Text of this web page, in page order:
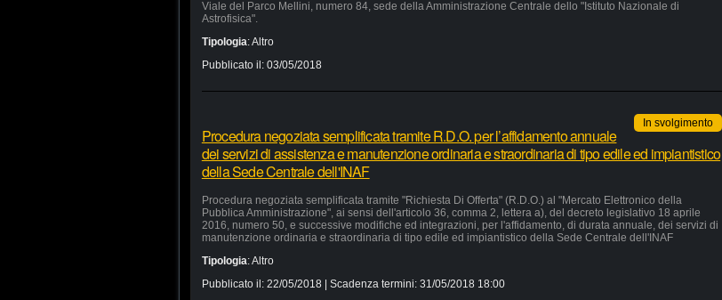
Viale del Parco Mellini, numero 84, sede della Amministrazione Centrale dello "Istituto Nazionale di
Astrofisica".
Tipologia:Altro
Pubblicato il: 03/05/2018
In svolgimento
Procedura negoziata semplificata tramite R.D.O. per l’affidamento annuale
dei servizi di assistenza e manutenzione ordinaria e straordinaria di tipo edile ed impiantistico
della Sede Centrale dell'INAF
Procedura negoziata semplificata tramite "Richiesta Di Offerta" (R.D.O.) al "Mercato Elettronico della
Pubblica Amministrazione", ai sensi dell'articolo 36, comma 2, lettera a), del decreto legislativo 18 aprile
2016, numero 50, e successive modifiche ed integrazioni, per l'affidamento, di durata annuale, dei servizi di
manutenzione ordinaria e straordinaria di tipo edile ed impiantistico della Sede Centrale dell'INAF
Tipologia:Altro
Pubblicato il: 22/05/2018 | Scadenza termini: 31/05/2018 18:00